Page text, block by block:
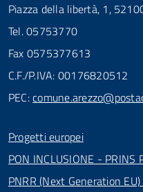
Piazza della libertà, 1,
Tel. 05753770
Fax 0575377613
C.F./P.IVA: 00176820512
PEC:
Progetti europei
PON INCLUSIONE -
PNRR (Next Generation